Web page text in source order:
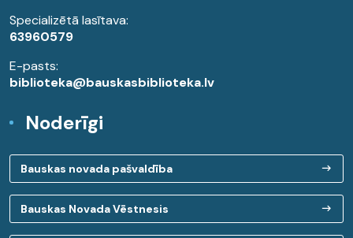
Specializētā lasītava:
63960579
E-pasts:
biblioteka@bauskasbiblioteka.lv
Noderīgi
Bauskas novada pašvaldība
Bauskas Novada Vēstnesis